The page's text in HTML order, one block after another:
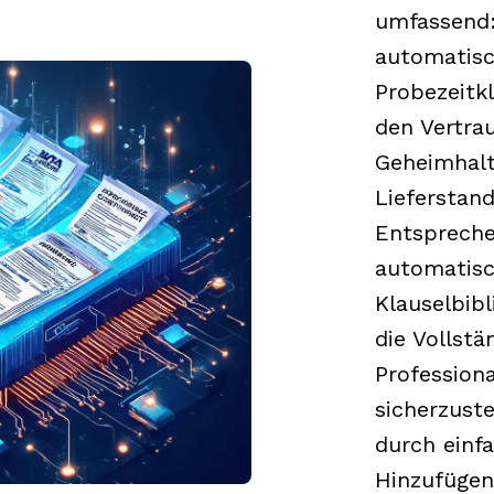
den
die
durch